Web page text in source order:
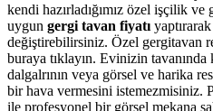
kendi hazırladığımız özel işçilik
uygun gergi tavan fiyatı yaptırarak
değiştirebilirsiniz. Özel gergitavan
buraya tıklayın. Evinizin
dalgalrının veya görsel ve harika
bir hava vermesini istemezmisiniz.
ile profesyonel bir görsel mekana